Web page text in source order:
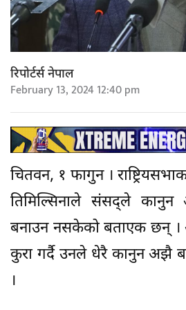
रिपोर्टर्स नेपाल
February 13, 2024 12:40 pm
चितवन, १ फागुन ।
तिमिल्सिनाले संसद्ले
बनाउन नसकेको बताएक छन्
कुरा गर्दै उनले धेरै कानुन अझै
।